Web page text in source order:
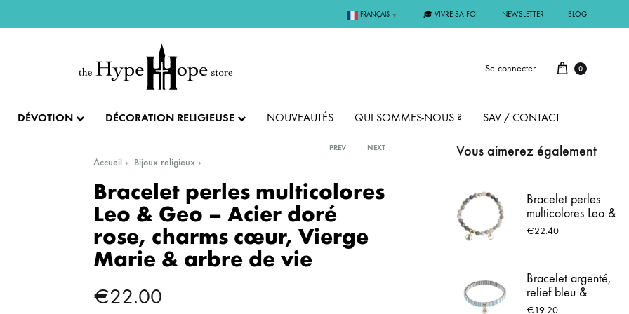
FRANÇAIS ▼ 🎓 VIVRE SA FOI NEWSLETTER BLOG
Se connecter 0
COLLECTION IMPÉRIALE
AUTRES BIJOUX
BAGUES
DÉVOTION
FÊTES ET LITURGIE
💝 SAINT VALENTIN
✝️ PÂQUES ET SEMAINE SAINTE
SACREMENTS
CADEAU DE BAPTÊME
CADEAU DE COMMUNION
DÉCORATION RELIGIEUSE NOUVEAUTÉS QUI SOMMES-NOUS ? SAV / CONTACT
Accueil Bijoux religieux
PREV NEXT
Bracelet perles multicolores
Leo & Geo – Acier doré
rose, charms cœur, Vierge
Marie & arbre de vie
€22.00
Vous aimerez également
Bracelet perles
multicolores Leo &
Geo – Charms
€22.40
Bracelet argenté,
relief bleu &
Médaille de
€19.20